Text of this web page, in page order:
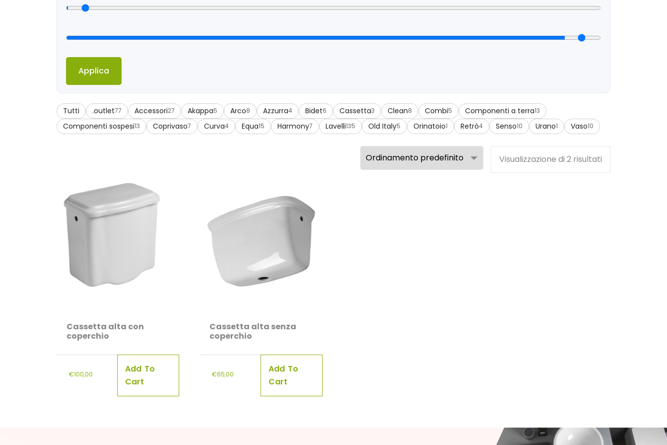
Applica
Tutti .outlet77 Accessori27 Akappa5 Arco8 Azzurra4 Bidet6 Cassetta3 Clean8 Combi5 Componenti a terra13
Componenti sospesi13 Coprivaso7 Curva4 Equa15 Harmony7 Lavelli135 Old Italy5 Orinatoio1 Retrò4 Senso10 Urano1 Vaso10
Visualizzazione di 2 risultati
Cassetta alta con
coperchio
€100,00
Add To
Cart
Cassetta alta senza
coperchio
€65,00
Add To
Cart